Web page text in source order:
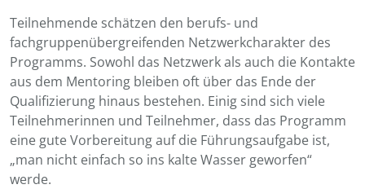
Teilnehmende schätzen den berufs- und
fachgruppenübergreifenden Netzwerkcharakter des
Programms. Sowohl das Netzwerk als auch die Kontakte
aus dem Mentoring bleiben oft über das Ende der
Qualifizierung hinaus bestehen. Einig sind sich viele
Teilnehmerinnen und Teilnehmer, dass das Programm
eine gute Vorbereitung auf die Führungsaufgabe ist,
„man nicht einfach so ins kalte Wasser geworfen“
werde.